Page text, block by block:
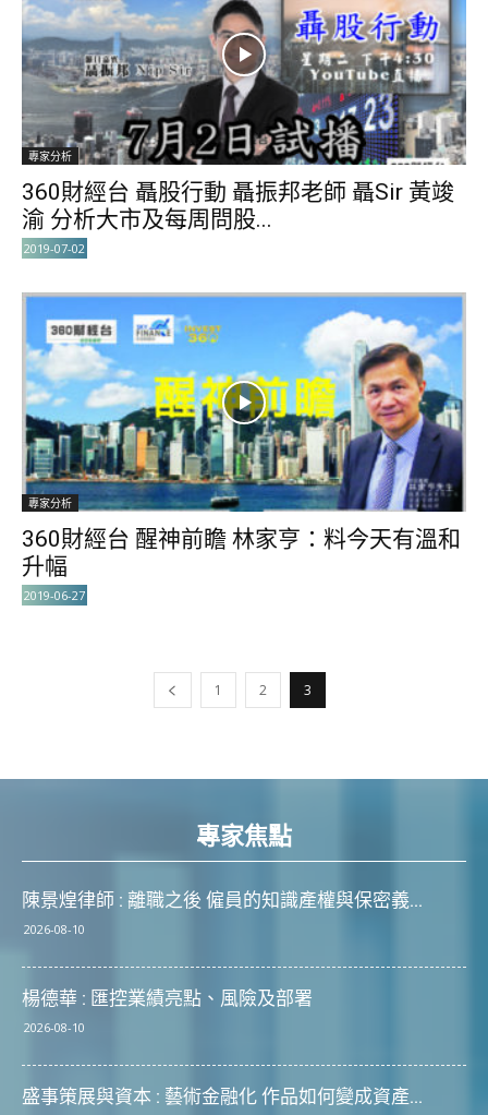
專家分析
360財經台 聶股行動 聶振邦老師 聶Sir 黃竣
渝 分析大市及每周問股...
2019-07-02
專家分析
360財經台 醒神前瞻 林家亨：料今天有溫和
升幅
2019-06-27
1 2 3
專家焦點
陳景煌律師 : 離職之後 僱員的知識產權與保密義...
2026-08-10
楊德華 : 匯控業績亮點、風險及部署
2026-08-10
盛事策展與資本 : 藝術金融化 作品如何變成資產...